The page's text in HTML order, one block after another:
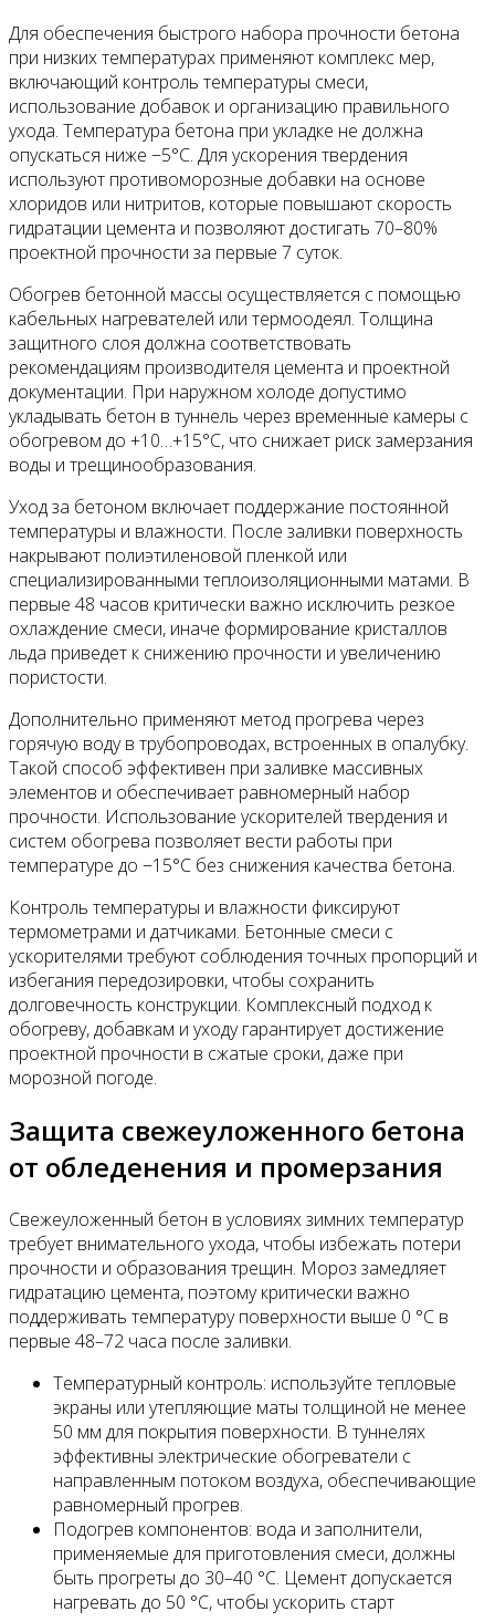
Для обеспечения быстрого набора прочности бетона
при низких температурах применяют комплекс мер,
включающий контроль температуры смеси,
использование добавок и организацию правильного
ухода. Температура бетона при укладке не должна
опускаться ниже −5°С. Для ускорения твердения
используют противоморозные добавки на основе
хлоридов или нитритов, которые повышают скорость
гидратации цемента и позволяют достигать 70–80%
проектной прочности за первые 7 суток.
Обогрев бетонной массы осуществляется с помощью
кабельных нагревателей или термоодеял. Толщина
защитного слоя должна соответствовать
рекомендациям производителя цемента и проектной
документации. При наружном холоде допустимо
укладывать бетон в туннель через временные камеры с
обогревом до +10…+15°С, что снижает риск замерзания
воды и трещинообразования.
Уход за бетоном включает поддержание постоянной
температуры и влажности. После заливки поверхность
накрывают полиэтиленовой пленкой или
специализированными теплоизоляционными матами. В
первые 48 часов критически важно исключить резкое
охлаждение смеси, иначе формирование кристаллов
льда приведет к снижению прочности и увеличению
пористости.
Дополнительно применяют метод прогрева через
горячую воду в трубопроводах, встроенных в опалубку.
Такой способ эффективен при заливке массивных
элементов и обеспечивает равномерный набор
прочности. Использование ускорителей твердения и
систем обогрева позволяет вести работы при
температуре до −15°С без снижения качества бетона.
Контроль температуры и влажности фиксируют
термометрами и датчиками. Бетонные смеси с
ускорителями требуют соблюдения точных пропорций и
избегания передозировки, чтобы сохранить
долговечность конструкции. Комплексный подход к
обогреву, добавкам и уходу гарантирует достижение
проектной прочности в сжатые сроки, даже при
морозной погоде.
Защита свежеуложенного бетона
от обледенения и промерзания
Свежеуложенный бетон в условиях зимних температур
требует внимательного ухода, чтобы избежать потери
прочности и образования трещин. Мороз замедляет
гидратацию цемента, поэтому критически важно
поддерживать температуру поверхности выше 0 °C в
первые 48–72 часа после заливки.
Температурный контроль: используйте тепловые
экраны или утепляющие маты толщиной не менее
50 мм для покрытия поверхности. В туннелях
эффективны электрические обогреватели с
направленным потоком воздуха, обеспечивающие
равномерный прогрев.
Подогрев компонентов: вода и заполнители,
применяемые для приготовления смеси, должны
быть прогреты до 30–40 °C. Цемент допускается
нагревать до 50 °C, чтобы ускорить старт